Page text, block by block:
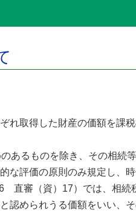
取得した財産の価額を課
あるものを除き、その相続
な評価の原則のみ規定し、
直審（資）17）では、相
認められうる価額をいい、